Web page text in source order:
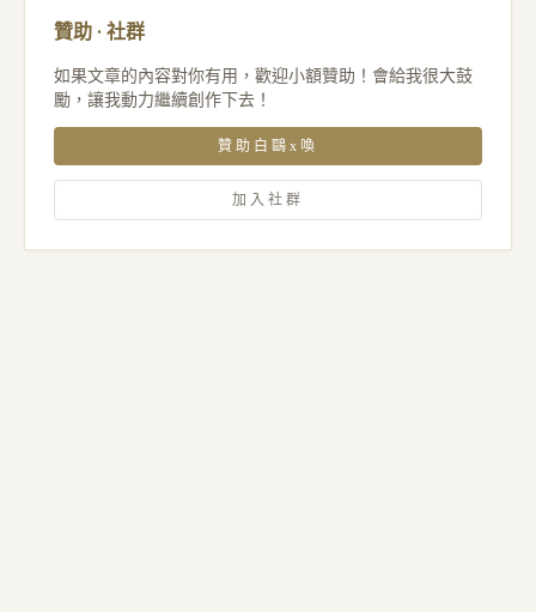
贊助 · 社群
如果文章的內容對你有用，歡迎小額贊助！會給我很大鼓
勵，讓我動力繼續創作下去！
贊助白鷗x喚
加入社群